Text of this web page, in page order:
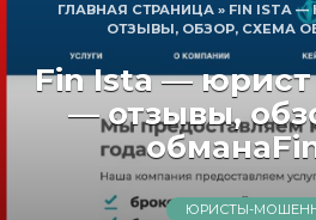
ГЛАВНАЯ СТРАНИЦА » FIN ISTA
ОТЗЫВЫ, ОБЗОР, СХЕМА
Fin Ista —
— отзывы,
ЮРИСТЫ-